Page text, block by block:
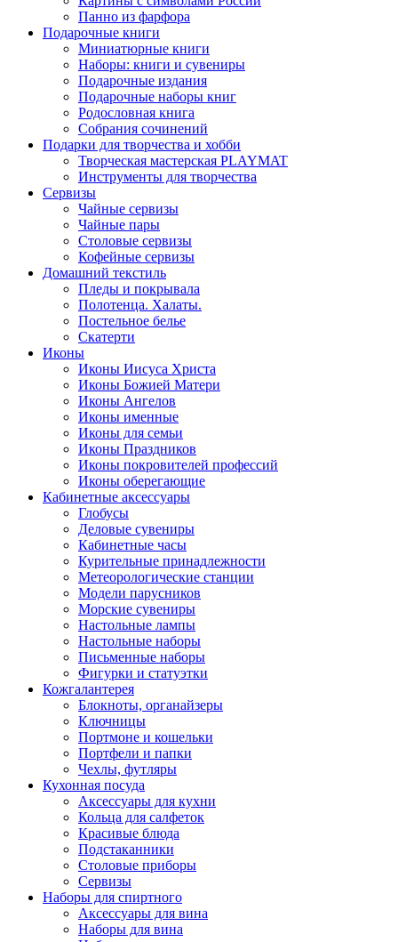
Панно из фарфора
Подарочные книги
Миниатюрные книги
Наборы: книги и сувениры
Подарочные издания
Подарочные наборы книг
Родословная книга
Собрания сочинений
Подарки для творчества и хобби
Творческая мастерская PLAYMAT
Инструменты для творчества
Cервизы
Чайные сервизы
Чайные пары
Столовые сервизы
Кофейные сервизы
Домашний текстиль
Пледы и покрывала
Полотенца. Халаты.
Постельное белье
Скатерти
Иконы
Иконы Иисуса Христа
Иконы Божией Матери
Иконы Ангелов
Иконы именные
Иконы для семьи
Иконы Праздников
Иконы покровителей профессий
Иконы оберегающие
Кабинетные аксессуары
Глобусы
Деловые сувениры
Кабинетные часы
Курительные принадлежности
Метеорологические станции
Модели парусников
Морские сувениры
Настольные лампы
Настольные наборы
Письменные наборы
Фигурки и статуэтки
Кожгалантерея
Блокноты, органайзеры
Ключницы
Портмоне и кошельки
Портфели и папки
Чехлы, футляры
Кухонная посуда
Аксессуары для кухни
Кольца для салфеток
Красивые блюда
Подстаканники
Столовые приборы
Cервизы
Наборы для спиртного
Аксессуары для вина
Наборы для вина